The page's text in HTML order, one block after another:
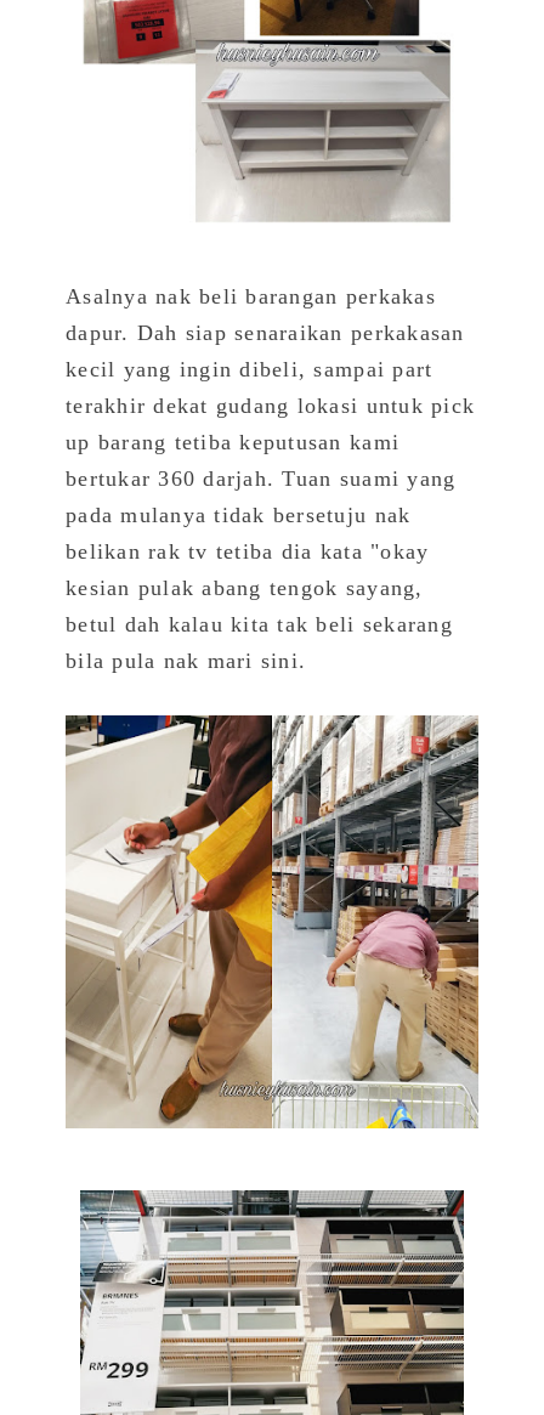
Asalnya nak beli barangan perkakas
dapur. Dah siap senaraikan perkakasan
kecil yang ingin dibeli, sampai part
terakhir dekat gudang lokasi untuk pick
up barang tetiba keputusan kami
bertukar 360 darjah. Tuan suami yang
pada mulanya tidak bersetuju nak
belikan rak tv tetiba dia kata "okay
kesian pulak abang tengok sayang,
betul dah kalau kita tak beli sekarang
bila pula nak mari sini.